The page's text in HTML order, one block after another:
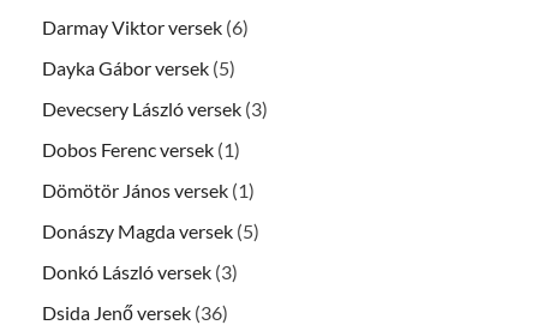
Darmay Viktor versek (6)
Dayka Gábor versek (5)
Devecsery László versek (3)
Dobos Ferenc versek (1)
Dömötör János versek (1)
Donászy Magda versek (5)
Donkó László versek (3)
Dsida Jenő versek (36)